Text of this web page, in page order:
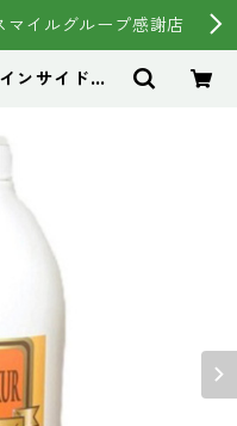
イルグループ感謝店
ンサイドク
器に入った
3,300円をプ
ループ通販
強髪 トス